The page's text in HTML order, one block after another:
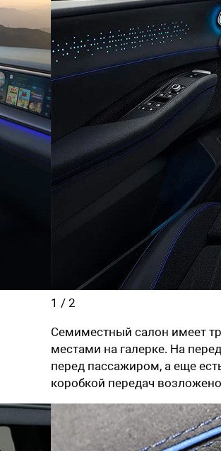
1 / 2
Семиместный салон имеет
местами на галерке. На
перед пассажиром, а еще
коробкой передач